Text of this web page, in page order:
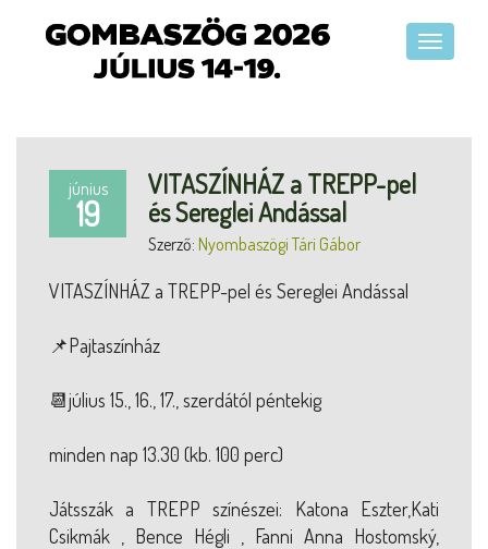
június
19
VITASZÍNHÁZ a TREPP-pel
és Sereglei Andással
Szerző: Nyombaszögi Tári Gábor
VITASZÍNHÁZ a TREPP-pel és Sereglei Andással
📌Pajtaszínház
📆július 15., 16., 17., szerdától péntekig
minden nap 13.30 (kb. 100 perc)
Játsszák a TREPP színészei: Katona Eszter,Kati
Csikmák , Bence Hégli , Fanni Anna Hostomský,